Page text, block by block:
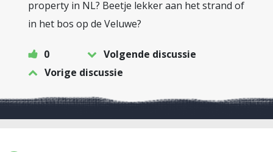
property in NL? Beetje lekker aan het strand of
in het bos op de Veluwe?
0
Volgende discussie
Vorige discussie